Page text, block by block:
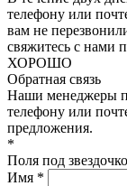
телефону или
вам не
свяжитесь с нами
ХОРОШО
Обратная связь
Наши менеджеры
телефону или
предложения.
*
Поля под
Имя *